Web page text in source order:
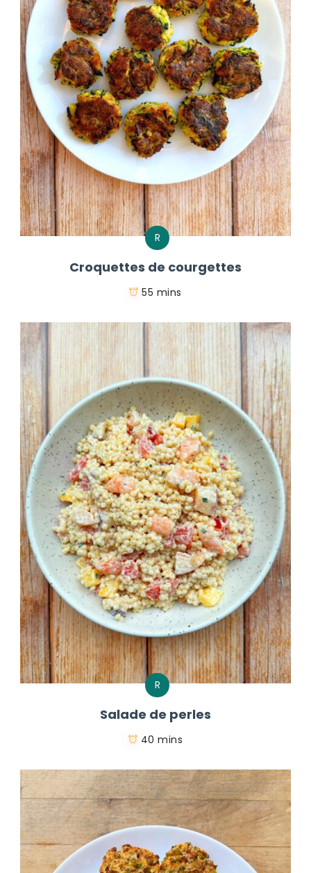
R
Croquettes de courgettes
55 mins
R
Salade de perles
40 mins